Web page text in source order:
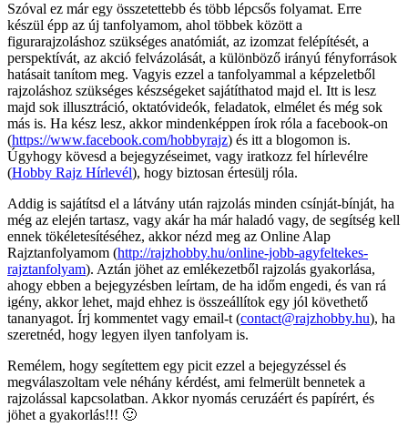
Szóval ez már egy összetettebb és több lépcsős folyamat. Erre
készül épp az új tanfolyamom, ahol többek között a
figurarajzoláshoz szükséges anatómiát, az izomzat felépítését, a
perspektívát, az akció felvázolását, a különböző irányú fényforrások
hatásait tanítom meg. Vagyis ezzel a tanfolyammal a képzeletből
rajzoláshoz szükséges készségeket sajátíthatod majd el. Itt is lesz
majd sok illusztráció, oktatóvideók, feladatok, elmélet és még sok
más is. Ha kész lesz, akkor mindenképpen írok róla a facebook-on
(https://www.facebook.com/hobbyrajz) és itt a blogomon is.
Úgyhogy kövesd a bejegyzéseimet, vagy iratkozz fel hírlevélre
(Hobby Rajz Hírlevél), hogy biztosan értesülj róla.
Addig is sajátítsd el a látvány után rajzolás minden csínját-bínját, ha
még az elején tartasz, vagy akár ha már haladó vagy, de segítség kell
ennek tökéletesítéséhez, akkor nézd meg az Online Alap
Rajztanfolyamom (http://rajzhobby.hu/online-jobb-agyfeltekes-
rajztanfolyam). Aztán jöhet az emlékezetből rajzolás gyakorlása,
ahogy ebben a bejegyzésben leírtam, de ha időm engedi, és van rá
igény, akkor lehet, majd ehhez is összeállítok egy jól követhető
tananyagot. Írj kommentet vagy email-t (contact@rajzhobby.hu), ha
szeretnéd, hogy legyen ilyen tanfolyam is.
Remélem, hogy segítettem egy picit ezzel a bejegyzéssel és
megválaszoltam vele néhány kérdést, ami felmerült bennetek a
rajzolással kapcsolatban. Akkor nyomás ceruzáért és papírért, és
jöhet a gyakorlás!!! 🙂